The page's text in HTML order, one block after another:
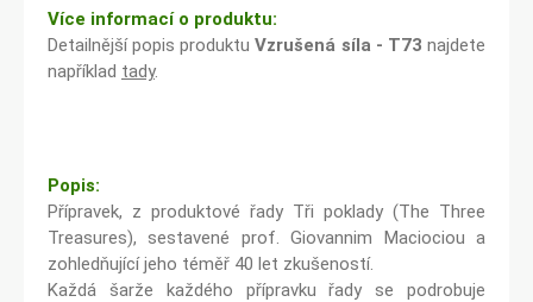
Více informací o produktu:
Detailnější popis produktuVzrušená síla - T73 najdete
například tady.
Popis:
Přípravek, z produktové řady Tři poklady (The Three
Treasures), sestavené prof. Giovannim Maciociou a
zohledňující jeho téměř 40 let zkušeností.
Každá šarže každého přípravku řady se podrobuje